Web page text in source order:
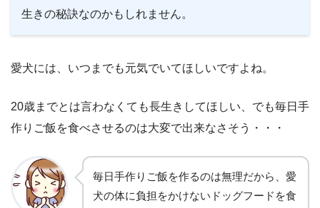
生きの秘訣なのかもしれません。
愛犬には、いつまでも元気でいてほしいですよね。
20歳までとは言わなくても長生きしてほしい、でも毎日手
作りご飯を食べさせるのは大変で出来なさそう・・・
毎日手作りご飯を作るのは無理だから、愛
犬の体に負担をかけないドッグフードを食